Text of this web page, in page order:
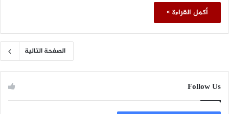
أكمل القراءة »
الصفحة التالية
Follow Us